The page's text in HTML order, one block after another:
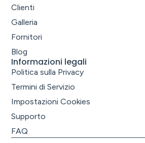
Clienti
Galleria
Fornitori
Blog
Informazioni legali
Politica sulla Privacy
Termini di Servizio
Impostazioni Cookies
Supporto
FAQ